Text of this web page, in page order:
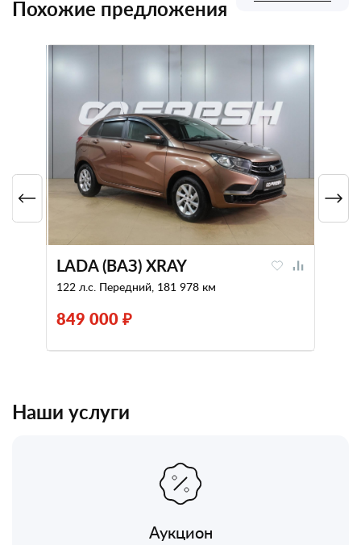
Похожие предложения
LADA (ВАЗ) XRAY
122 л.с. Передний, 181 978 км
849 000 ₽
Наши услуги
Аукцион